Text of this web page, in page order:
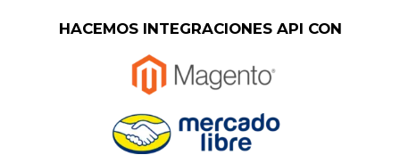
HACEMOS INTEGRACIONES API CON